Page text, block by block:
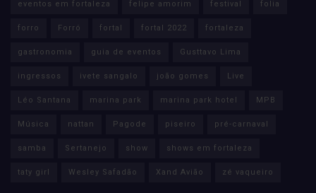
eventos em fortaleza felipe amorim festival folia
forro Forró fortal fortal 2022 fortaleza
gastronomia guia de eventos Gusttavo Lima
ingressos ivete sangalo joão gomes Live
Léo Santana marina park marina park hotel MPB
Música nattan Pagode piseiro pré-carnaval
samba Sertanejo show shows em fortaleza
taty girl Wesley Safadão Xand Avião zé vaqueiro